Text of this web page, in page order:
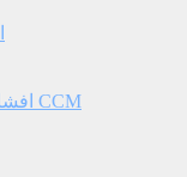
افشانک آب پاش خطوط ریخته گری مداوم CCM